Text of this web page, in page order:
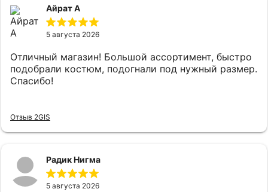
Айрат А
5 августа 2026
Отличный магазин! Большой ассортимент, быстро
подобрали костюм, подогнали под нужный размер.
Спасибо!
Отзыв 2GIS
Радик Нигма
5 августа 2026